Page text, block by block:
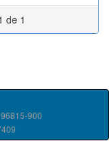
de 1
900